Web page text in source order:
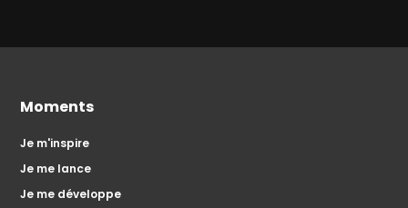
Moments
Je m'inspire
Je me lance
Je me développe